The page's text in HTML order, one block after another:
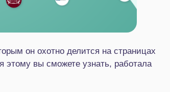
он охотно делится на страницах
этому вы сможете узнать, работала